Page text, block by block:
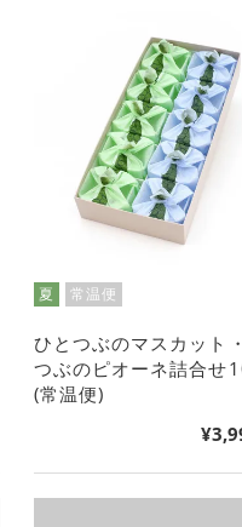
夏 常温便
ひとつぶのマスカット
つぶのピオーネ詰合せ
(常温便)
¥